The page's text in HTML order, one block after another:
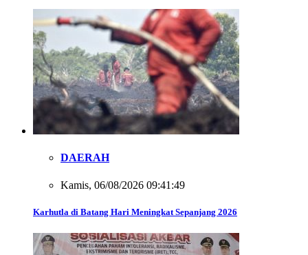
DAERAH
Kamis, 06/08/2026 09:41:49
Karhutla di Batang Hari Meningkat Sepanjang 2026